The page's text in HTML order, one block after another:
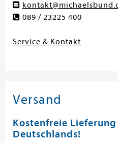
089 / 23225 400
Service & Kontakt
Versand
Kostenfreie
Deutschlands!